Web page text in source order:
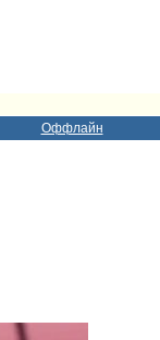
Оффлайн